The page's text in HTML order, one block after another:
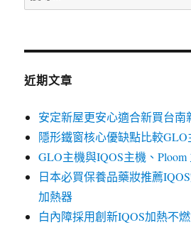
尋
鍵
近期文章
安定新屋更安心適合新買台南
隱形鐵窗核心優缺點比較GLO
GLO主機與IQOS主機、
日本必買保養品藥妝推薦
加熱器
白內障採用創新IQOS加熱不